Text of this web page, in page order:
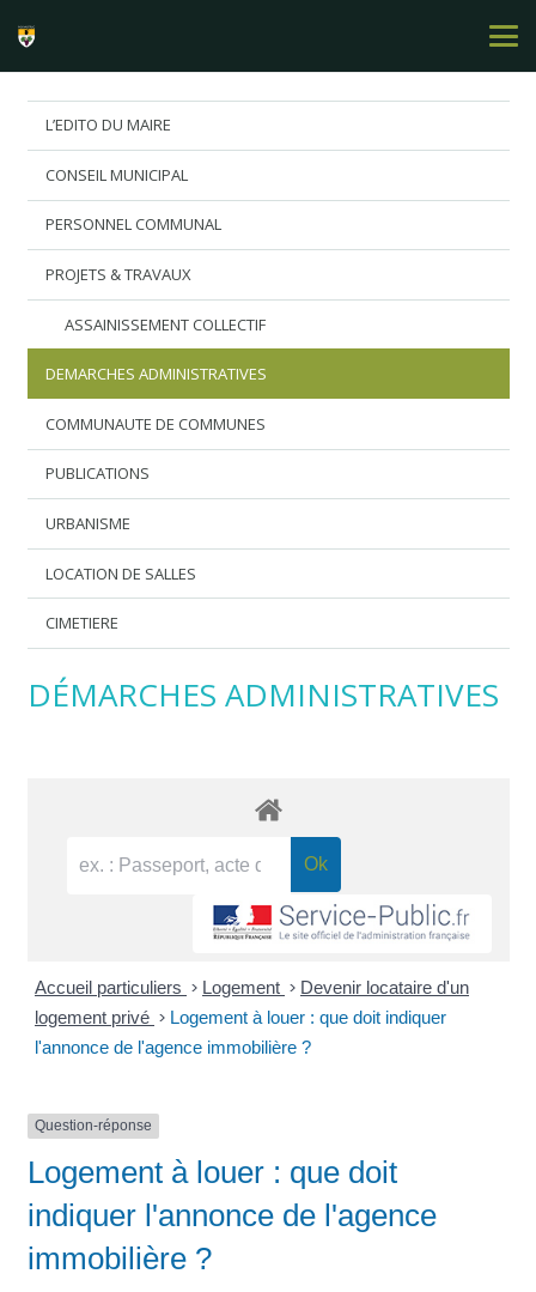
L’EDITO DU MAIRE
CONSEIL MUNICIPAL
PERSONNEL COMMUNAL
PROJETS & TRAVAUX
ASSAINISSEMENT COLLECTIF
DEMARCHES ADMINISTRATIVES
COMMUNAUTE DE COMMUNES
PUBLICATIONS
URBANISME
LOCATION DE SALLES
CIMETIERE
DÉMARCHES ADMINISTRATIVES
Accueil particuliers > Logement > Devenir locataire d'un
logement privé > Logement à louer : que doit indiquer
l'annonce de l'agence immobilière ?
Question-réponse
Logement à louer : que doit
indiquer l'annonce de l'agence
immobilière ?